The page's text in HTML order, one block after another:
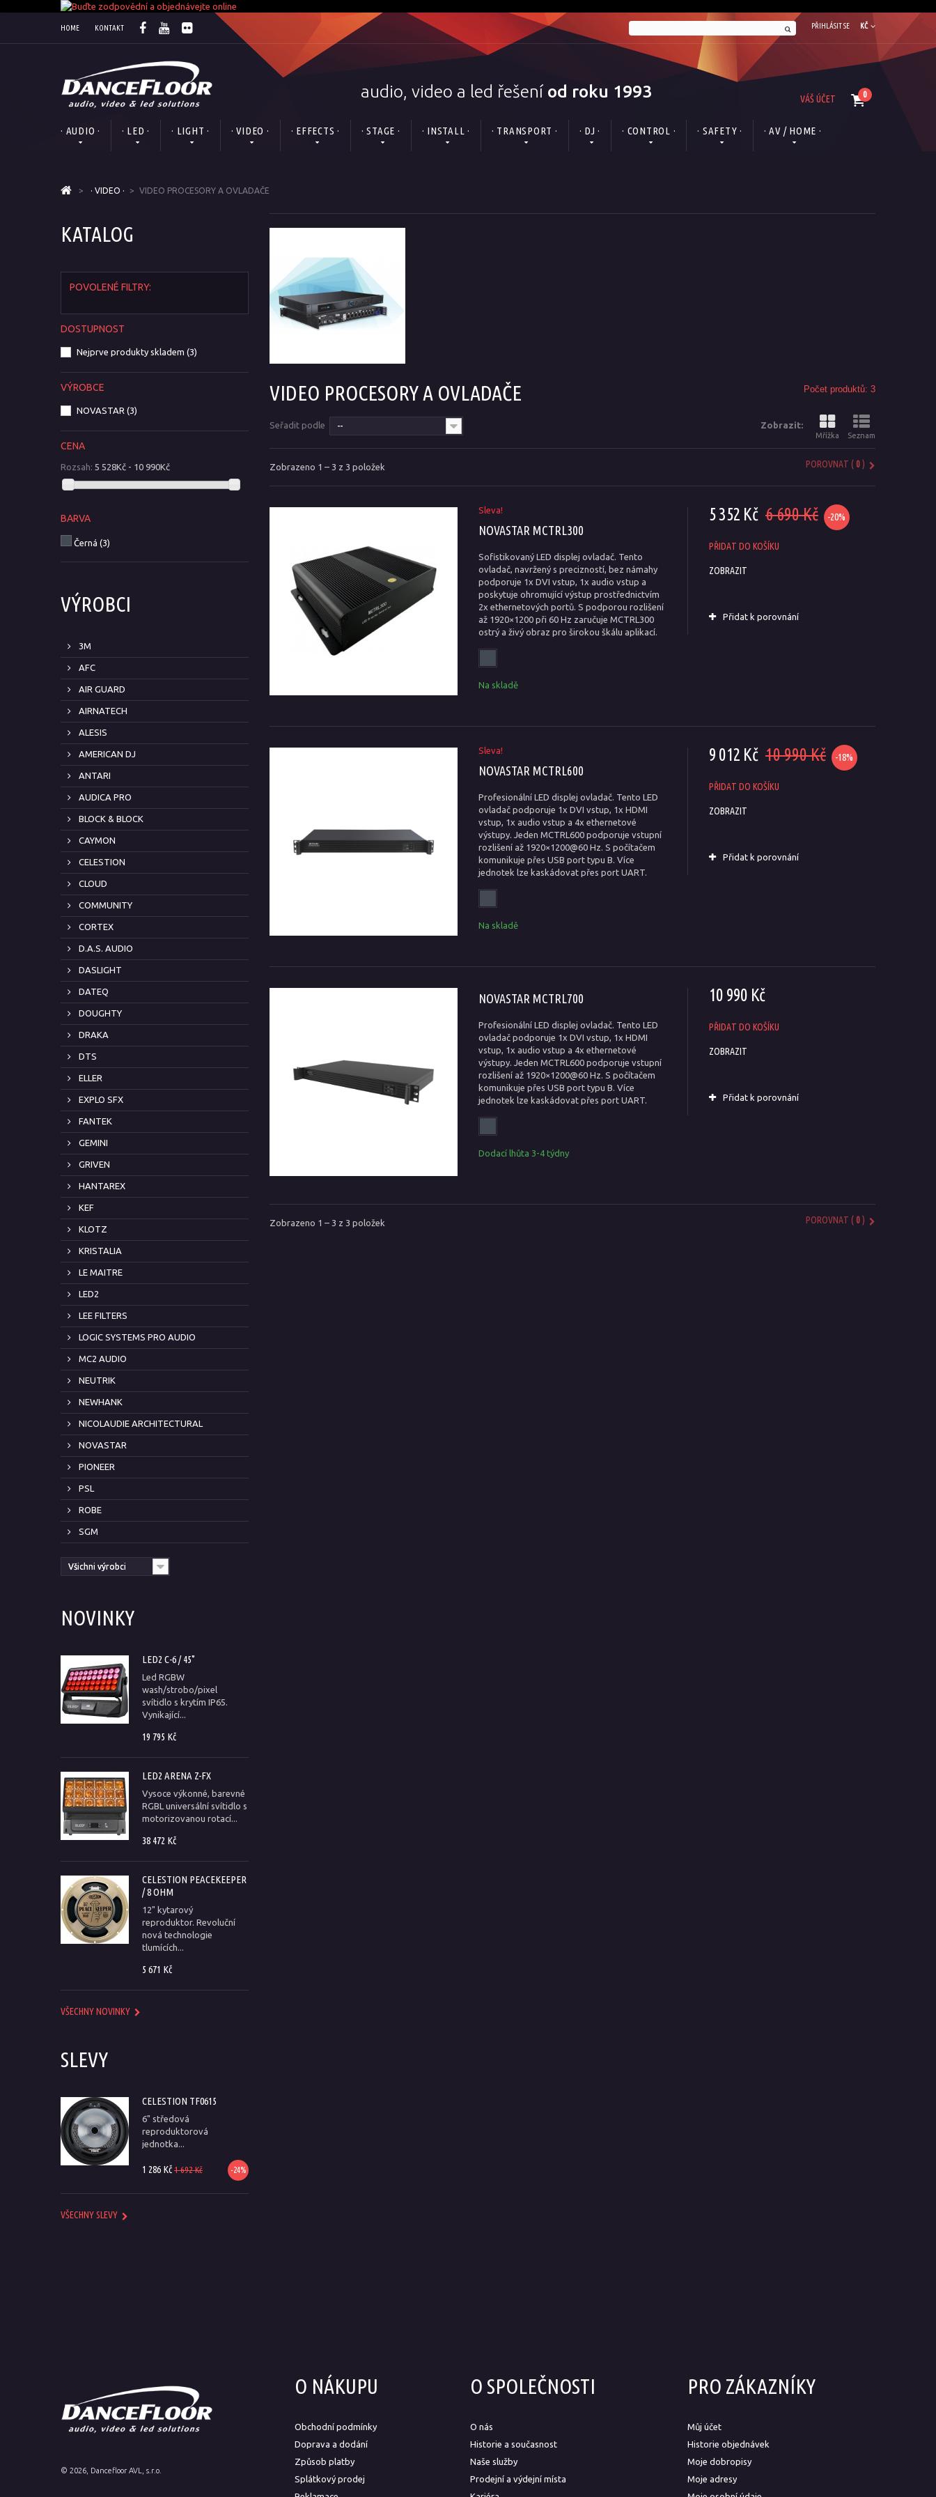
KČ
PŘIHLÁSIT SE
HOME KONTAKT
audio, video a led řešení od roku 1993 0
VÁŠ ÚČET
· AUDIO · · LED · · LIGHT · · VIDEO · · EFFECTS · · STAGE · · INSTALL · · TRANSPORT · · DJ · · CONTROL · · SAFETY · · AV / HOME ·
> · VIDEO · > VIDEO PROCESORY A OVLADAČE
KATALOG
POVOLENÉ FILTRY:
DOSTUPNOST
Nejprve produkty skladem (3)
VÝROBCE
NOVASTAR (3)
CENA
Rozsah: 5 528Kč - 10 990Kč
BARVA
Černá (3)
VÝROBCI
3M
AFC
AIR GUARD
AIRNATECH
ALESIS
AMERICAN DJ
ANTARI
AUDICA PRO
BLOCK & BLOCK
CAYMON
CELESTION
CLOUD
COMMUNITY
CORTEX
D.A.S. AUDIO
DASLIGHT
DATEQ
DOUGHTY
DRAKA
DTS
ELLER
EXPLO SFX
FANTEK
GEMINI
GRIVEN
HANTAREX
KEF
KLOTZ
KRISTALIA
LE MAITRE
LED2
LEE FILTERS
LOGIC SYSTEMS PRO AUDIO
MC2 AUDIO
NEUTRIK
NEWHANK
NICOLAUDIE ARCHITECTURAL
NOVASTAR
PIONEER
PSL
ROBE
SGM
Všichni výrobci
NOVINKY
LED2 C-6 / 45°
Led RGBW
wash/strobo/pixel
svítidlo s krytím IP65.
Vynikající...
19 795 Kč
LED2 ARENA Z-FX
Vysoce výkonné, barevné
RGBL universální svítidlo s
motorizovanou rotací...
38 472 Kč
CELESTION PEACEKEEPER
/ 8 OHM
12" kytarový
reproduktor. Revoluční
nová technologie
tlumících...
5 671 Kč
VŠECHNY NOVINKY
SLEVY
CELESTION TF0615
6" středová
reproduktorová
jednotka...
1 286 Kč -24%
1 692 Kč
VŠECHNY SLEVY
VIDEO PROCESORY A OVLADAČE Počet produktů: 3
Zobrazit:
Mřížka Seznam
Seřadit podle --
POROVNAT (0)
Zobrazeno 1 – 3 z 3 položek
Sleva!
NOVASTAR MCTRL300
Sofistikovaný LED displej ovladač. Tento
ovladač, navržený s precizností, bez námahy
podporuje 1x DVI vstup, 1x audio vstup a
poskytuje ohromující výstup prostřednictvím
2x ethernetových portů. S podporou rozlišení
až 1920×1200 při 60 Hz zaručuje MCTRL300
ostrý a živý obraz pro širokou škálu aplikací.
Na skladě
5 352 Kč 6 690 Kč -20%
PŘIDAT DO KOŠÍKU
ZOBRAZIT
Přidat k porovnání
Sleva!
NOVASTAR MCTRL600
Profesionální LED displej ovladač. Tento LED
ovladač podporuje 1x DVI vstup, 1x HDMI
vstup, 1x audio vstup a 4x ethernetové
výstupy. Jeden MCTRL600 podporuje vstupní
rozlišení až 1920×1200@60 Hz. S počítačem
komunikuje přes USB port typu B. Více
jednotek lze kaskádovat přes port UART.
Na skladě
9 012 Kč 10 990 Kč -18%
PŘIDAT DO KOŠÍKU
ZOBRAZIT
Přidat k porovnání
NOVASTAR MCTRL700
Profesionální LED displej ovladač. Tento LED
ovladač podporuje 1x DVI vstup, 1x HDMI
vstup, 1x audio vstup a 4x ethernetové
výstupy. Jeden MCTRL600 podporuje vstupní
rozlišení až 1920×1200@60 Hz. S počítačem
komunikuje přes USB port typu B. Více
jednotek lze kaskádovat přes port UART.
Dodací lhůta 3-4 týdny
10 990 Kč
PŘIDAT DO KOŠÍKU
ZOBRAZIT
Přidat k porovnání
POROVNAT (0)
Zobrazeno 1 – 3 z 3 položek
© 2026 , Dancefloor AVL, s.r.o.
O NÁKUPU
Obchodní podmínky
Doprava a dodání
Způsob platby
Splátkový prodej
O SPOLEČNOSTI
O nás
Historie a současnost
Naše služby
Prodejní a výdejní místa
PRO ZÁKAZNÍKY
Můj účet
Historie objednávek
Moje dobropisy
Moje adresy